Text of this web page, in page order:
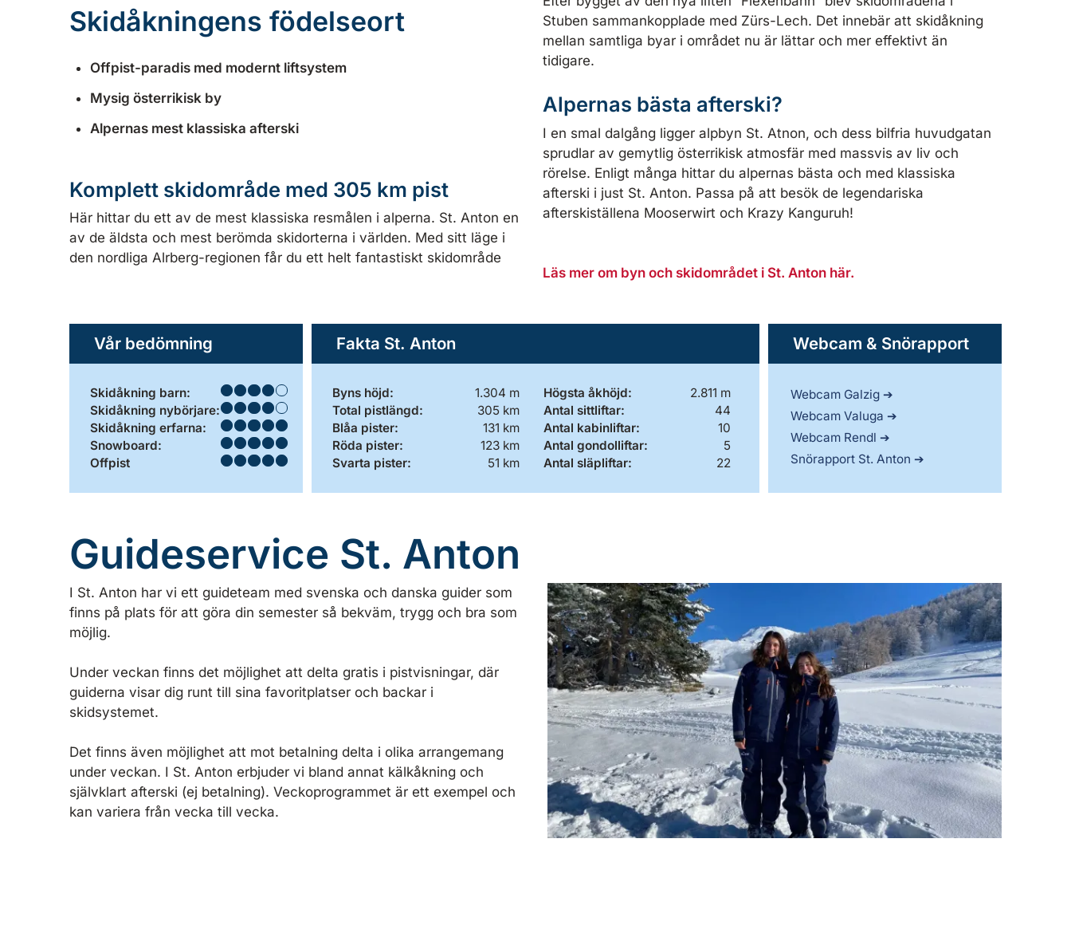
Skidåkningens födelseort
Offpist-paradis med modernt liftsystem
Mysig österrikisk by
Alpernas mest klassiska afterski
Komplett skidområde med 305 km pist
Här hittar du ett av de mest klassiska resmålen i alperna. St. Anton en
av de äldsta och mest berömda skidorterna i världen. Med sitt läge i
den nordliga Alrberg-regionen får du ett helt fantastiskt skidområde
Stuben sammankopplade med Zürs-Lech. Det innebär att skidåkning
mellan samtliga byar i området nu är lättar och mer effektivt än
tidigare.
Alpernas bästa afterski?
I en smal dalgång ligger alpbyn St. Atnon, och dess bilfria huvudgatan
sprudlar av gemytlig österrikisk atmosfär med massvis av liv och
rörelse. Enligt många hittar du alpernas bästa och med klassiska
afterski i just St. Anton. Passa på att besök de legendariska
afterskiställena Mooserwirt och Krazy Kanguruh!
Läs mer om byn och skidområdet i St. Anton här.
Vår bedömning
Skidåkning barn:
Skidåkning nybörjare:
Skidåkning erfarna:
Snowboard:
Offpist
Fakta St. Anton
Byns höjd:
1.304 m
Total pistlängd:
305 km
Blåa pister:
131 km
Röda pister:
123 km
Svarta pister:
51 km
Högsta åkhöjd:
2.811 m
Antal sittliftar:
44
Antal kabinliftar:
10
Antal gondolliftar:
5
Antal släpliftar:
22
Webcam & Snörapport
Webcam Galzig
Webcam Valuga
Webcam Rendl
Snörapport St. Anton
Guideservice St. Anton
I St. Anton har vi ett guideteam med svenska och danska guider som
finns på plats för att göra din semester så bekväm, trygg och bra som
möjlig.
Under veckan finns det möjlighet att delta gratis i pistvisningar, där
guiderna visar dig runt till sina favoritplatser och backar i
skidsystemet.
Det finns även möjlighet att mot betalning delta i olika arrangemang
under veckan. I St. Anton erbjuder vi bland annat kälkåkning och
självklart afterski (ej betalning). Veckoprogrammet är ett exempel och
kan variera från vecka till vecka.